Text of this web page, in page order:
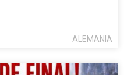
ALEMANIA